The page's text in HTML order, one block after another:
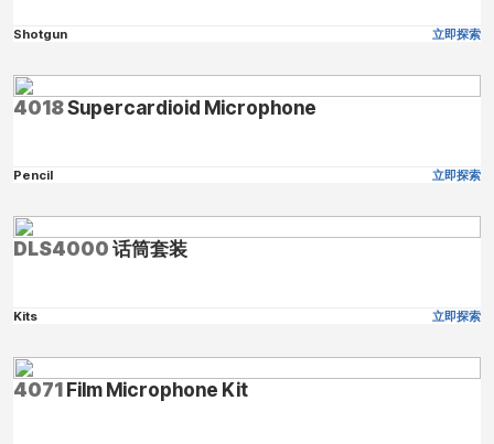
Shotgun 立即探索
4018Supercardioid Microphone
Pencil 立即探索
DLS4000话筒套装
Kits 立即探索
4071Film Microphone Kit